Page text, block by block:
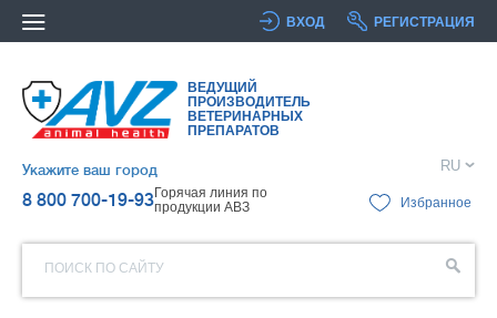
ВХОД РЕГИСТРАЦИЯ
ВЕДУЩИЙ
ПРОИЗВОДИТЕЛЬ
ВЕТЕРИНАРНЫХ
ПРЕПАРАТОВ
Укажите ваш город
8 800 700-19-93Горячая линия по
продукции АВЗ
RU
Избранное
ПОИСК ПО САЙТУ